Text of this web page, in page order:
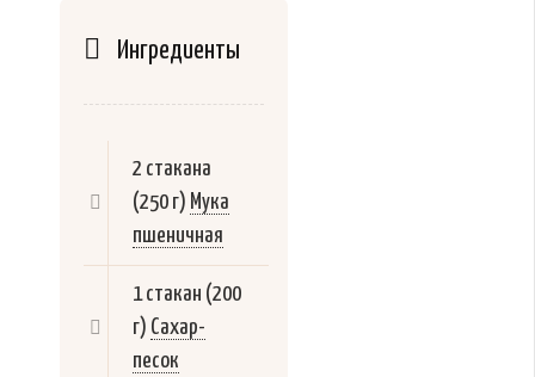
Ингредиенты
2 стакана
(250 г) Мука
пшеничная
1 стакан (200
г) Сахар-
песок